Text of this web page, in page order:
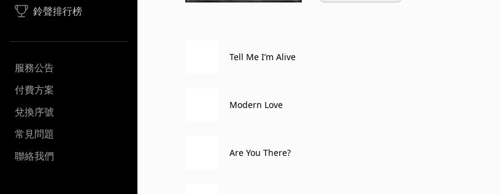
鈴聲排行榜
服務公告
付費方案
兌換序號
常見問題
聯絡我們
Tell Me I’m Alive
Modern Love
Are You There?